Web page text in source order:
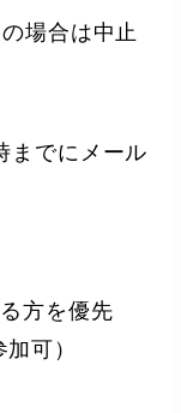
合は中止
でにメール
方を優先
可）